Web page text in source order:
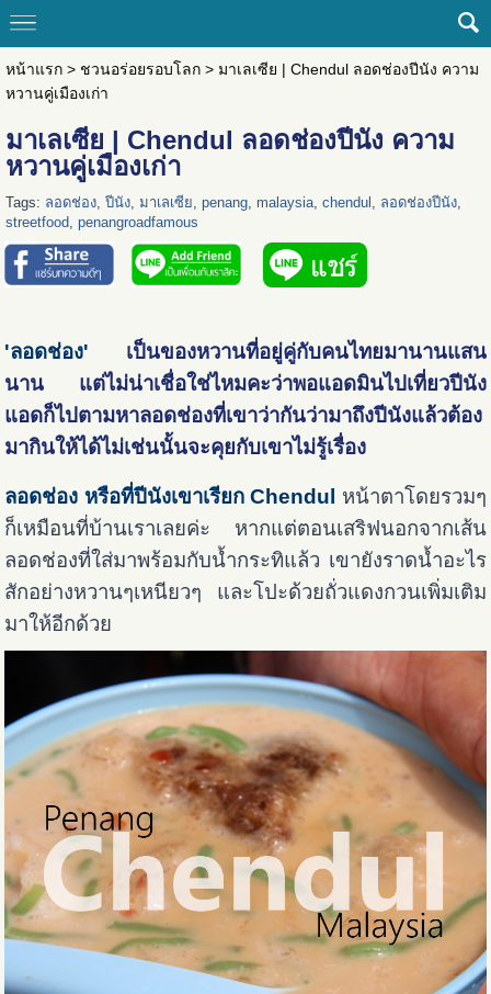
หน้าแรก> ชวนอร่อยรอบโลก> มาเลเซีย | Chendul ลอดช่องปีนัง ความ
หวานคู่เมืองเก่า
มาเลเซีย | Chendul ลอดช่องปีนัง ความ
หวานคู่เมืองเก่า
Tags: ลอดช่อง, ปีนัง, มาเลเซีย, penang, malaysia, chendul , ลอดช่องปีนัง,
streetfood, penangroadfamous
'ลอดช่อง' เป็นของหวานที่อยู่คู่กับคนไทยมานานแสน
นาน แต่ไม่น่าเชื่อใช่ไหมคะว่าพอแอดมินไปเที่ยวปีนัง
แอดก็ไปตามหาลอดช่องที่เขาว่ากันว่ามาถึงปีนังแล้วต้อง
มากินให้ได้ไม่เช่นนั้นจะคุยกับเขาไม่รู้เรื่อง
ลอดช่อง หรือที่ปีนังเขาเรียก Chendul
หน้าตาโดยรวมๆ
ก็เหมือนที่บ้านเราเลยค่ะ หากแต่ตอนเสริฟนอกจากเส้น
ลอดช่องที่ใส่มาพร้อมกับน้ำกระทิแล้ว เขายังราดน้ำอะไร
สักอย่างหวานๆเหนียวๆ และโปะด้วยถั่วแดงกวนเพิ่มเติม
มาให้อีกด้วย